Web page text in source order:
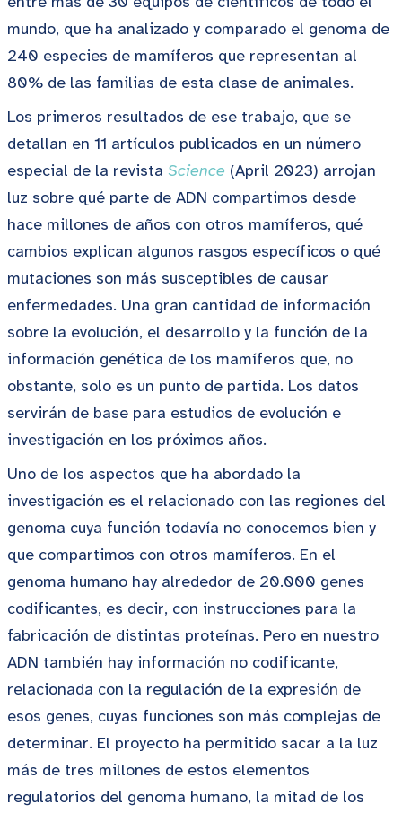
mundo, que ha analizado y comparado el genoma de
240 especies de mamíferos que representan al
80% de las familias de esta clase de animales.
Los primeros resultados de ese trabajo, que se
detallan en 11 artículos publicados en un número
especial de la revista Science (April 2023) arrojan
luz sobre qué parte de ADN compartimos desde
hace millones de años con otros mamíferos, qué
cambios explican algunos rasgos específicos o qué
mutaciones son más susceptibles de causar
enfermedades. Una gran cantidad de información
sobre la evolución, el desarrollo y la función de la
información genética de los mamíferos que, no
obstante, solo es un punto de partida. Los datos
servirán de base para estudios de evolución e
investigación en los próximos años.
Uno de los aspectos que ha abordado la
investigación es el relacionado con las regiones del
genoma cuya función todavía no conocemos bien y
que compartimos con otros mamíferos. En el
genoma humano hay alrededor de 20.000 genes
codificantes, es decir, con instrucciones para la
fabricación de distintas proteínas. Pero en nuestro
ADN también hay información no codificante,
relacionada con la regulación de la expresión de
esos genes, cuyas funciones son más complejas de
determinar. El proyecto ha permitido sacar a la luz
más de tres millones de estos elementos
regulatorios del genoma humano, la mitad de los